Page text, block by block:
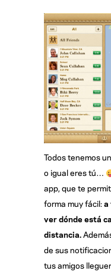
Todos tenemos
o igual eres tú…
app, que te
forma muy fácil:a
ver dónde está
distancia.
de sus
tus amigos